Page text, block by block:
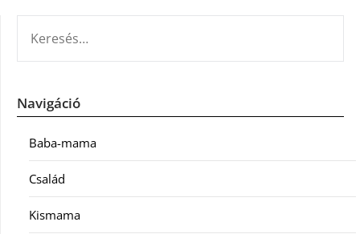
Navigáció
Baba-mama
Család
Kismama